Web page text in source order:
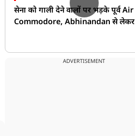
सेना को गाली देने वालों पर भड़के पूर्व Air
Commodore, Abhinandan से लेकर
ADVERTISEMENT